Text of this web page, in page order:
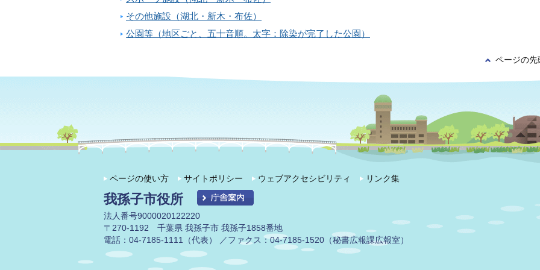
その他施設（湖北・新木・布佐）
公園等（地区ごと、五十音順。太字：除染が完了した公園）
ページの先
ページの使い方 サイトポリシー ウェブアクセシビリティ リンク集
我孫子市役所
法人番号9000020122220
〒270-1192 千葉県 我孫子市 我孫子1858番地
電話：04-7185-1111（代表） ／ファクス：04-7185-1520（秘書広報課広報室）